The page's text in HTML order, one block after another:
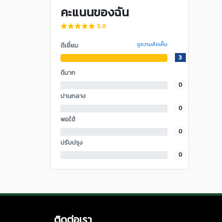
คะแนนของฉัน
5.0
ดีเยี่ยม ดูความคิดเห็น
3
ดีมาก
0
ปานกลาง
0
พอใช้
0
ปรับปรุง
0